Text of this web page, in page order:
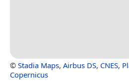
© Stadia Maps, Airbus DS, CNES,
Copernicus